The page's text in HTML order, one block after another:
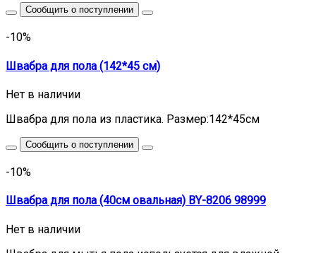
Сообщить о поступлении
-10%
Швабра для пола (142*45 см)
Нет в наличии
Швабра для пола из пластика. Размер:142*45см
Сообщить о поступлении
-10%
Швабра для пола (40см овальная) BY-8206 98999
Нет в наличии